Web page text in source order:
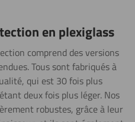
en plexiglass
comprend des versions
Tous sont fabriqués à
qui est 30 fois plus
deux fois plus léger. Nos
robustes, grâce à leur